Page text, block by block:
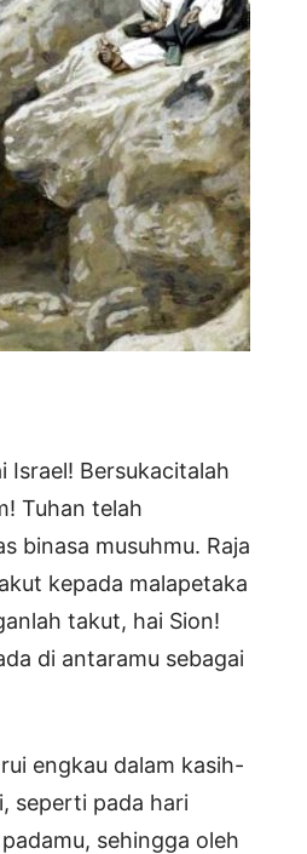
Israel! Bersukacitalah
Tuhan telah
binasa musuhmu. Raja
kepada malapetaka
takut, hai Sion!
di antaramu sebagai
engkau dalam kasih-
seperti pada hari
sehingga oleh